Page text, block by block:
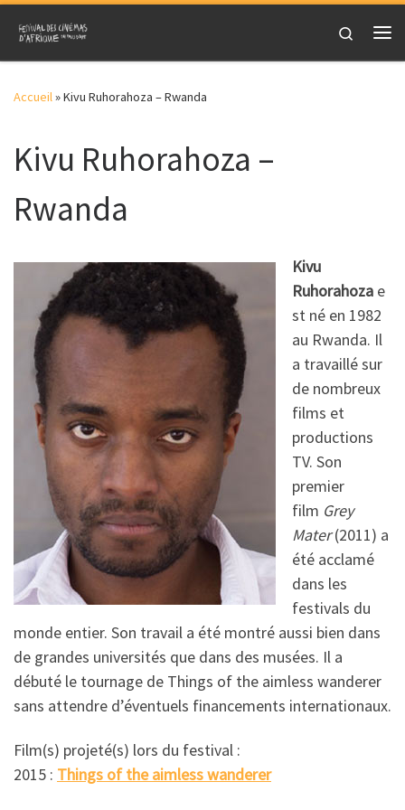
Skip to content
Search
Accueil»Kivu Ruhorahoza – Rwanda
Kivu Ruhorahoza –
Rwanda
Kivu
Ruhorahoza e
st né en 1982
au Rwanda. Il
a travaillé sur
de nombreux
films et
productions
TV. Son
premier
film Grey
Mater(2011) a
été acclamé
dans les
festivals du
monde entier. Son travail a été montré aussi bien dans
de grandes universités que dans des musées. Il a
débuté le tournage de Things of the aimless wanderer
sans attendre d’éventuels financements internationaux.
Film(s) projeté(s) lors du festival :
2015 : Things of the aimless wanderer